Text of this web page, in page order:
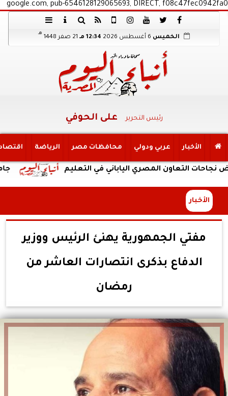
google.com, pub-6546128129065693, DIRECT, f08c47fec0942fa0
الخميس 12:34 مـ 21 صفر 1448
هـ
رئيس التحرير على الحوفي
الأخبار عربي ودولي محافظات مصر الرياضة
جامعة المصري الياباني في التعليم
الأخبار
مفتي الجمهورية يهنئ الرئيس ووزير
الدفاع بذكرى انتصارات العاشر من
رمضان